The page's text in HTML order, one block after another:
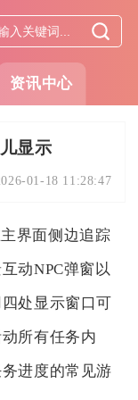
资讯中心
显示
01-18 11:28:47
界面侧边追踪
动NPC弹窗以
处显示窗口可
所有任务内
进度的常见游